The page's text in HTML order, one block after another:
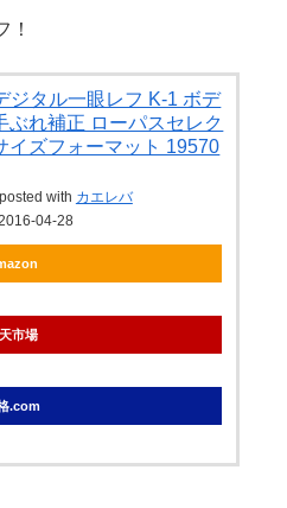
！
ジタル一眼レフ K-1 ボデ
ぶれ補正 ローパスセレク
イズフォーマット 19570
posted with カエレバ
04-28
市場
.com